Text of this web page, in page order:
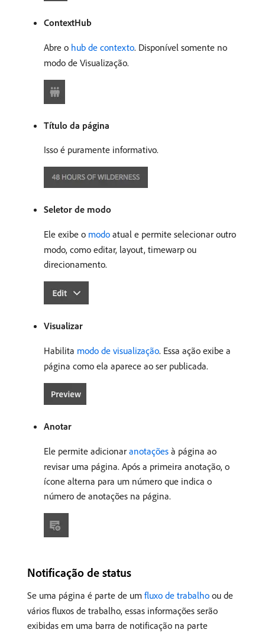
ContextHub
Abre o hub de contexto. Disponível somente no
modo de Visualização.
Título da página
Isso é puramente informativo.
Seletor de modo
Ele exibe o modo atual e permite selecionar outro
modo, como editar, layout, timewarp ou
direcionamento.
Visualizar
Habilita modo de visualização. Essa ação exibe a
página como ela aparece ao ser publicada.
Anotar
Ele permite adicionar anotações à página ao
revisar uma página. Após a primeira anotação, o
ícone alterna para um número que indica o
número de anotações na página.
Notificação de status
Se uma página é parte de um fluxo de trabalho ou de
vários fluxos de trabalho, essas informações serão
exibidas em uma barra de notificação na parte